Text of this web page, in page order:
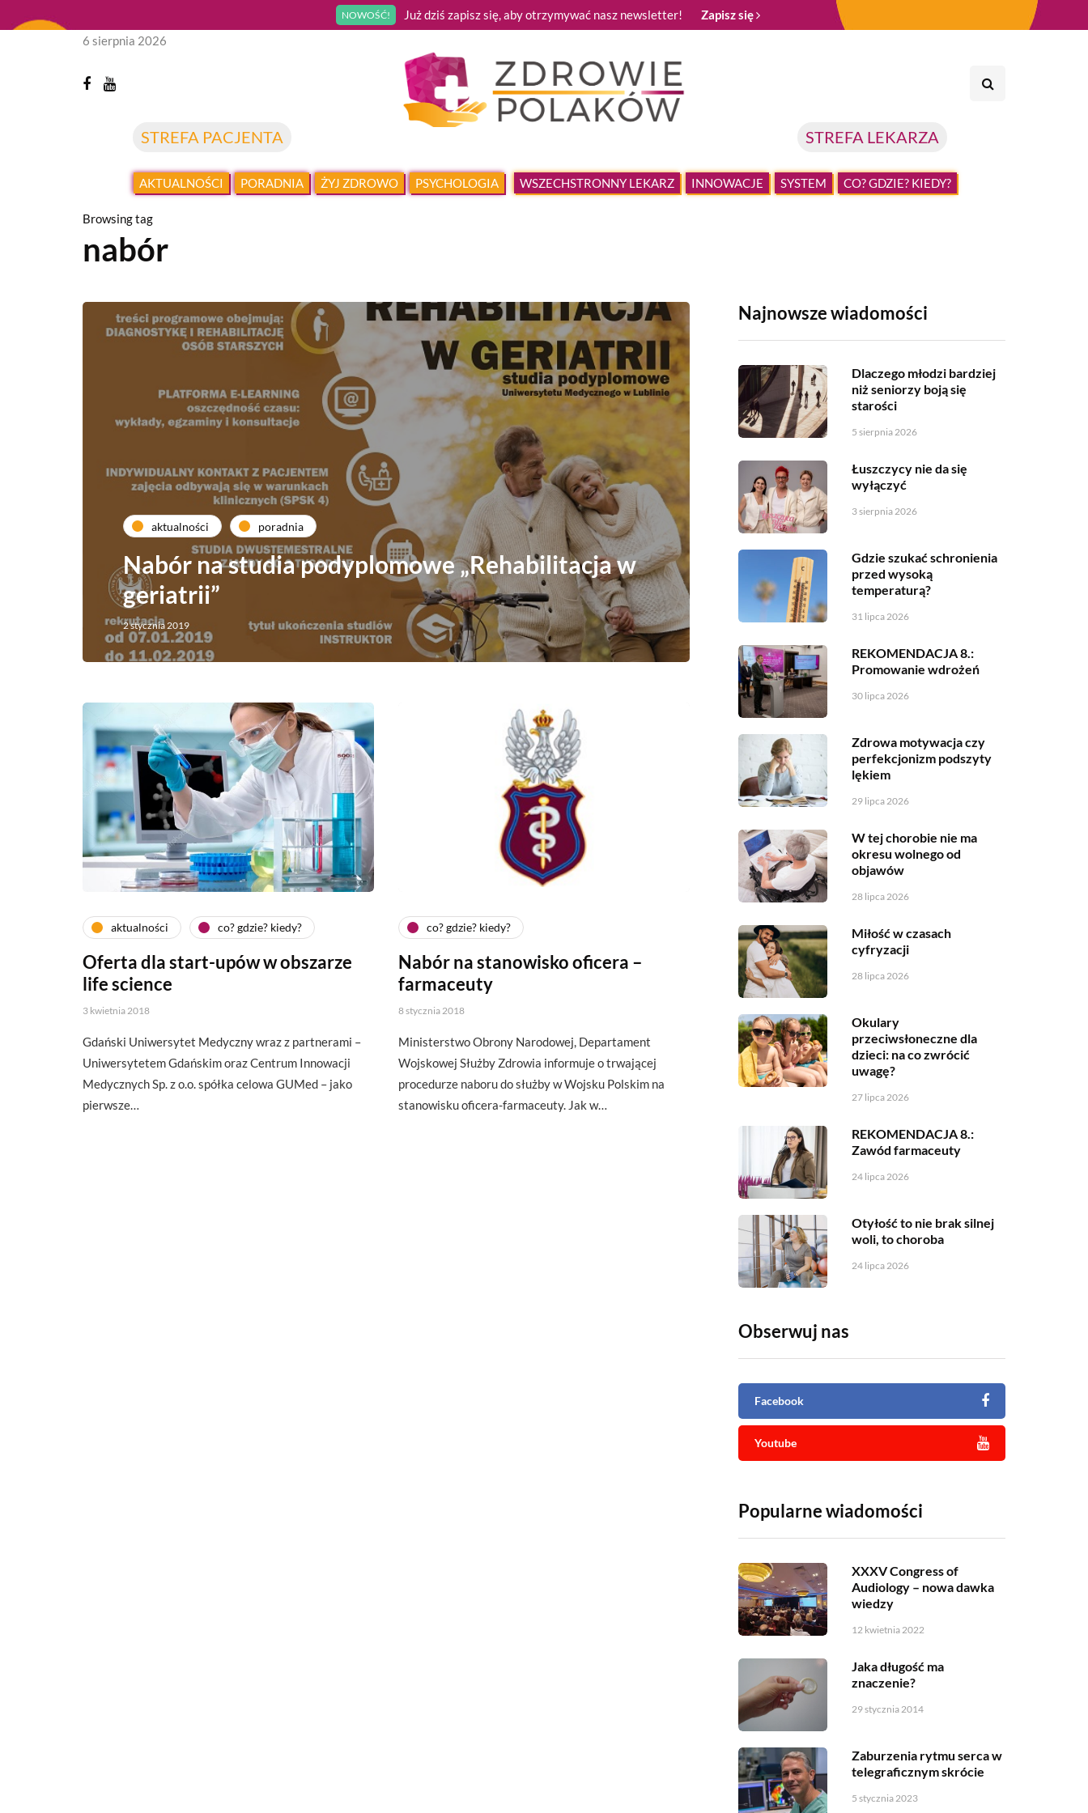
NOWOŚĆ! Już dziś zapisz się, aby otrzymywać nasz newsletter! Zapisz się
STREFA PACJENTA STREFA LEKARZA
6 sierpnia 2026
AKTUALNOŚCI PORADNIA ŻYJ ZDROWO PSYCHOLOGIA WSZECHSTRONNY LEKARZ INNOWACJE SYSTEM CO? GDZIE? KIEDY?
Browsing tag
nabór
aktualności poradnia
Nabór na studia podyplomowe „Rehabilitacja w
geriatrii”
2 stycznia 2019
aktualności co? gdzie? kiedy?
Oferta dla start-upów w obszarze
life science
3 kwietnia 2018
Gdański Uniwersytet Medyczny wraz z partnerami –
Uniwersytetem Gdańskim oraz Centrum Innowacji
Medycznych Sp. z o.o. spółka celowa GUMed – jako
pierwsze…
co? gdzie? kiedy?
Nabór na stanowisko oficera –
farmaceuty
8 stycznia 2018
Ministerstwo Obrony Narodowej, Departament
Wojskowej Służby Zdrowia informuje o trwającej
procedurze naboru do służby w Wojsku Polskim na
stanowisku oficera-farmaceuty. Jak w…
Najnowsze wiadomości
Dlaczego młodzi bardziej
niż seniorzy boją się
starości
5 sierpnia 2026
Łuszczycy nie da się
wyłączyć
3 sierpnia 2026
Gdzie szukać schronienia
przed wysoką
temperaturą?
31 lipca 2026
REKOMENDACJA 8.:
Promowanie wdrożeń
30 lipca 2026
Zdrowa motywacja czy
perfekcjonizm podszyty
lękiem
29 lipca 2026
W tej chorobie nie ma
okresu wolnego od
objawów
28 lipca 2026
Miłość w czasach
cyfryzacji
28 lipca 2026
Okulary
przeciwsłoneczne dla
dzieci: na co zwrócić
uwagę?
27 lipca 2026
REKOMENDACJA 8.:
Zawód farmaceuty
24 lipca 2026
Otyłość to nie brak silnej
woli, to choroba
24 lipca 2026
Obserwuj nas
Facebook
Youtube
Popularne wiadomości
XXXV Congress of
Audiology – nowa dawka
wiedzy
12 kwietnia 2022
Jaka długość ma
znaczenie?
29 stycznia 2014
Zaburzenia rytmu serca w
telegraficznym skrócie
5 stycznia 2023